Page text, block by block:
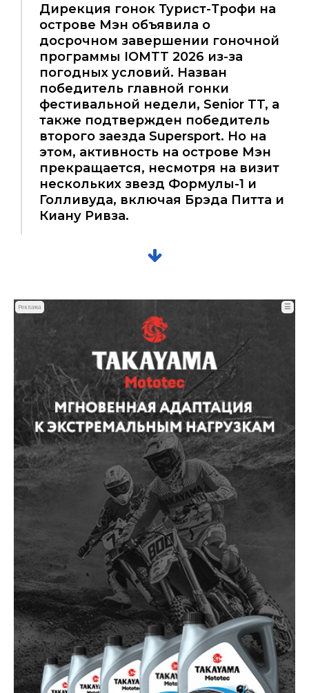
Дирекция гонок Турист-Трофи на
острове Мэн объявила о
досрочном завершении гоночной
программы IOMTT 2026 из-за
погодных условий. Назван
победитель главной гонки
фестивальной недели, Senior TT, а
также подтвержден победитель
второго заезда Supersport. Но на
этом, активность на острове Мэн
прекращается, несмотря на визит
нескольких звезд Формулы-1 и
Голливуда, включая Брэда Питта и
Киану Ривза.
Реклама ☰